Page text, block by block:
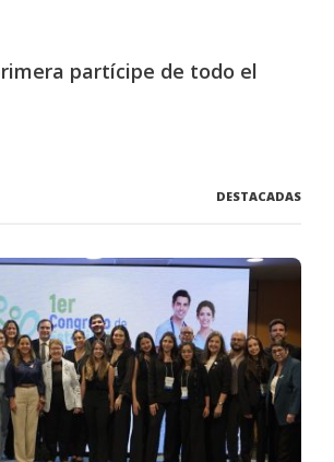
partícipe de todo el
DESTACADAS